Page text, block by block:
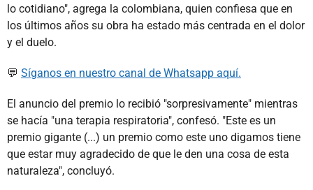
lo cotidiano", agrega la colombiana, quien confiesa que en
los últimos años su obra ha estado más centrada en el dolor
y el duelo.
💬 Síganos en nuestro canal de Whatsapp aquí.
El anuncio del premio lo recibió "sorpresivamente" mientras
se hacía "una terapia respiratoria", confesó. "Este es un
premio gigante (...) un premio como este uno digamos tiene
que estar muy agradecido de que le den una cosa de esta
naturaleza", concluyó.